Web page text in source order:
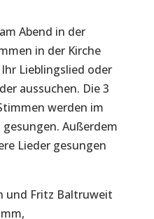
Abend in der
in der Kirche
Lieblingslied oder
aussuchen. Die 3
werden im
Außerdem
Lieder gesungen
und Fritz Baltruweit